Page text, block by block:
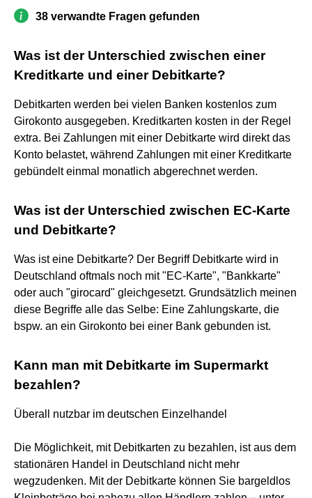
38 verwandte Fragen gefunden
Was ist der Unterschied zwischen einer
Kreditkarte und einer Debitkarte?
Debitkarten werden bei vielen Banken kostenlos zum
Girokonto ausgegeben. Kreditkarten kosten in der Regel
extra. Bei Zahlungen mit einer Debitkarte wird direkt das
Konto belastet, während Zahlungen mit einer Kreditkarte
gebündelt einmal monatlich abgerechnet werden.
Was ist der Unterschied zwischen EC-Karte
und Debitkarte?
Was ist eine Debitkarte? Der Begriff Debitkarte wird in
Deutschland oftmals noch mit "EC-Karte", "Bankkarte"
oder auch "girocard" gleichgesetzt. Grundsätzlich meinen
diese Begriffe alle das Selbe: Eine Zahlungskarte, die
bspw. an ein Girokonto bei einer Bank gebunden ist.
Kann man mit Debitkarte im Supermarkt
bezahlen?
Überall nutzbar im deutschen Einzelhandel
Die Möglichkeit, mit Debitkarten zu bezahlen, ist aus dem
stationären Handel in Deutschland nicht mehr
wegzudenken. Mit der Debitkarte können Sie bargeldlos